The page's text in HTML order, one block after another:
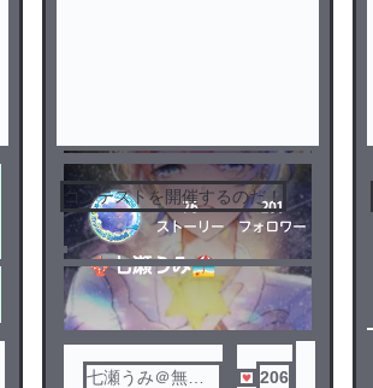
3
コンテストを開催するのだ！
七瀬うみ＠無期
206